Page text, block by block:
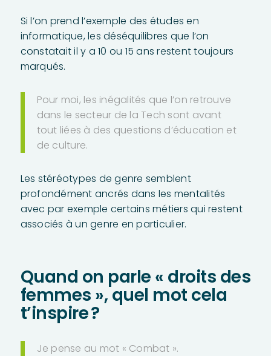
Si l’on prend l’exemple des études en
informatique, les déséquilibres que l’on
constatait il y a 10 ou 15 ans restent toujours
marqués.
Pour moi, les inégalités que l’on retrouve
dans le secteur de la Tech sont avant
tout liées à des questions d’éducation et
de culture.
Les stéréotypes de genre semblent
profondément ancrés dans les mentalités
avec par exemple certains métiers qui restent
associés à un genre en particulier.
Quand on parle « droits des
femmes », quel mot cela
t’inspire ?
Je pense au mot « Combat ».